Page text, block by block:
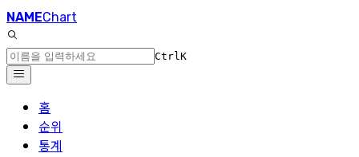
NAMEChart
CtrlK
홈
순위
통계